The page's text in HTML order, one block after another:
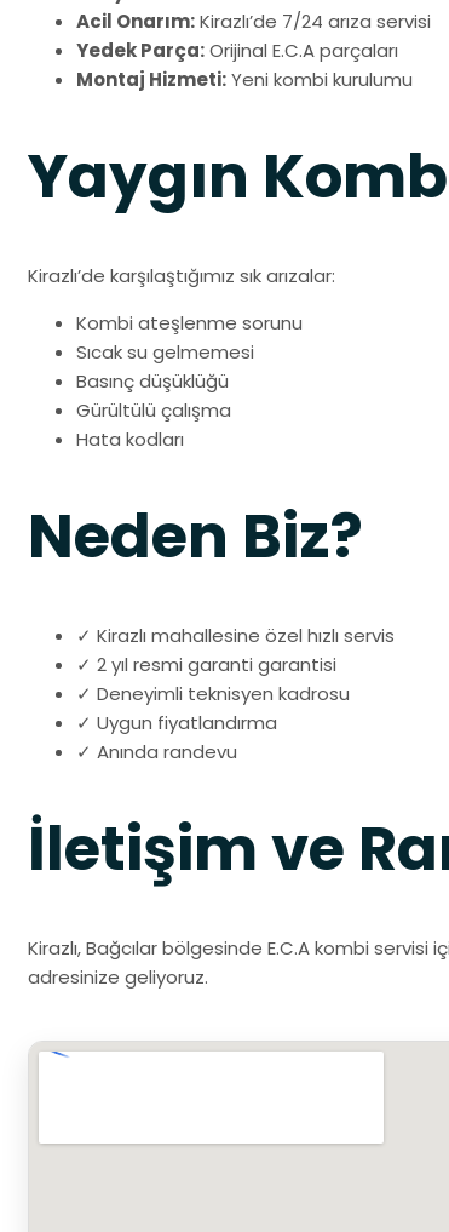
Acil Onarım:Kirazlı’de 7/24 arıza servisi
Yedek Parça:Orijinal E.C.A parçaları
Montaj Hizmeti:Yeni kombi kurulumu
Yaygın
Kirazlı’de karşılaştığımız sık arızalar:
Kombi ateşlenme sorunu
Sıcak su gelmemesi
Basınç düşüklüğü
Gürültülü çalışma
Hata kodları
Neden Biz?
✓ Kirazlı mahallesine özel hızlı servis
✓ 2 yıl resmi garanti garantisi
✓ Deneyimli teknisyen kadrosu
✓ Uygun fiyatlandırma
✓ Anında randevu
İletişim ve
Kirazlı, Bağcılar bölgesinde E.C.A kombi servisi
adresinize geliyoruz.